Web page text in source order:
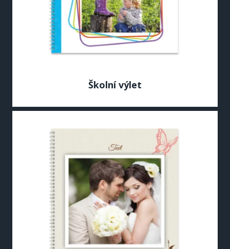
Školní výlet